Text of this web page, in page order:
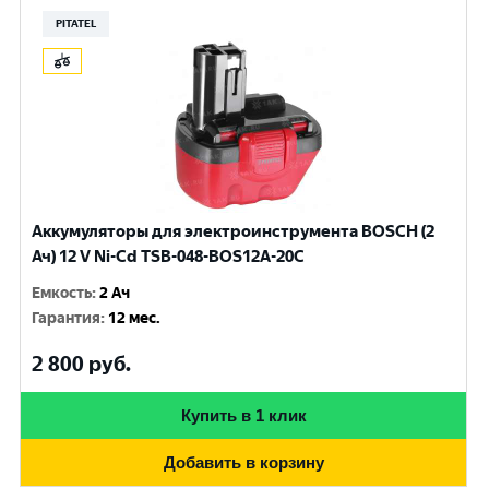
PITATEL
Аккумуляторы для электроинструмента BOSCH (2
Ач) 12 V Ni-Cd TSB-048-BOS12A-20C
Емкость:2 Ач
Гарантия: 12 мес.
2 800 руб.
Купить в 1 клик
Добавить в корзину